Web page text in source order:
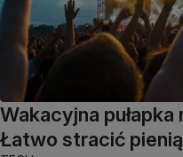
Wakacyjna
Łatwo stracić